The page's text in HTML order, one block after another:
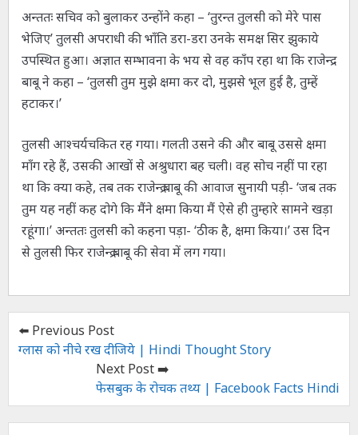
अन्ततः सचिव को बुलाकर उन्होंने कहा – ‘तुरन्त तुलसी को मेरे पास
भेजिए’ तुलसी अपराधी की भाँति डरा-डरा उनके समक्ष सिर झुकाये
उपस्थित हुआ। अज्ञात सम्भावना के भय से वह काँप रहा था कि राजेन्द्र
बाबू ने कहा – ‘तुलसी तुम मुझे क्षमा कर दो, मुझसे भूल हुई है, तुम्हें
हटाकर।’
तुलसी आश्चर्यचकित रह गया। गलती उसने की और बाबू उससे क्षमा
माँग रहे हैं, उसकी आखों से अश्रुधारा बह चली। वह सोच नहीं पा रहा
था कि क्या कहे, तब तक राजेन्द्र बाबू की आवाज सुनायी पड़ी- ‘जब तक
तुम यह नहीं कह दोगे कि मैंने क्षमा किया मैं ऐसे ही तुम्हारे सामने खड़ा
रहूंगा।’ अन्ततः तुलसी को कहना पड़ा- ‘ठीक है, क्षमा किया।’ उस दिन
से तुलसी फिर राजेन्द्र बाबू की सेवा में लग गया।
⬅️ Previous Post
ग्लास को नीचे रख दीजिये | Hindi Thought Story
Next Post ➡️
फेसबुक के रोचक तथ्य | Facebook Facts Hindi